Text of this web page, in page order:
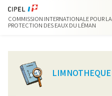
COMMISSION INTERNATIONALE POUR LA
PROTECTION DES EAUX DU LÉMAN
LIMNOTHÈQUE
ACTIVITÉS NAUTIQUES
LIMNOTHEQUE